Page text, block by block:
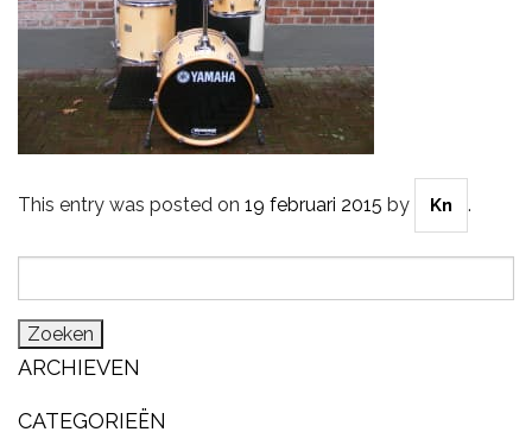
ORCHESTRA EN MARCHING
ACCESSOIRES
This entry was posted on 19 februari 2015 by Kn .
ARCHIEVEN
CATEGORIEËN